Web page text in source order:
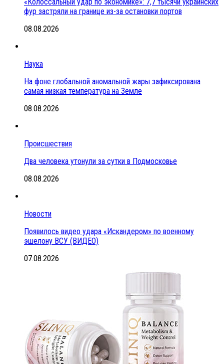
фур застряли на границе из-за остановки портов
08.08.2026
Наука
На фоне глобальной аномальной жары зафиксирована
самая низкая температура на Земле
08.08.2026
Происшествия
Два человека утонули за сутки в Подмосковье
08.08.2026
Новости
Появилось видео удара «Искандером» по военному
эшелону ВСУ (ВИДЕО)
07.08.2026